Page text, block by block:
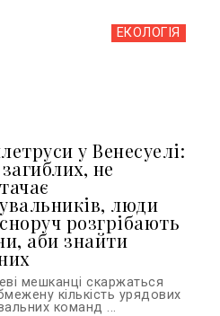
ЕКОЛОГІЯ
у Венесуелі:
не
люди
розгрібають
аби знайти
мешканці скаржаться
кількість урядових
команд ...